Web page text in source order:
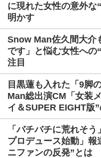
に現れた女性の意外な
明かす
Snow Man佐久間大介
です」と悩む女性への
注目
目黒蓮も入れた「9脚
Man総出演CM「女装
イ＆SUPER EIGHT版
「バチバチに荒れそ
プロデュース始動」報
ニファンの反発”とは